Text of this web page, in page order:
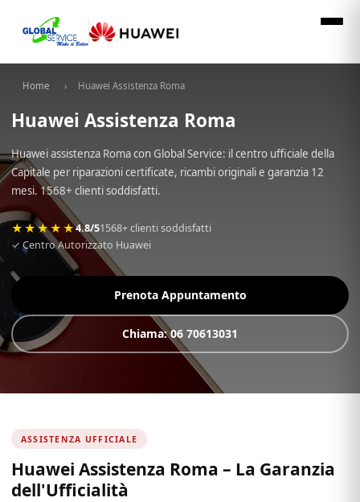
Home › Huawei Assistenza Roma
Huawei Assistenza Roma
Huawei assistenza Roma con Global Service: il centro ufficiale della
Capitale per riparazioni certificate, ricambi originali e garanzia 12
mesi. 1568+ clienti soddisfatti.
★★★★★4.8/51568+ clienti soddisfatti
✓ Centro Autorizzato Huawei
Prenota Appuntamento
Chiama: 06 70613031
ASSISTENZA UFFICIALE
Huawei Assistenza Roma – La Garanzia
dell'Ufficialità